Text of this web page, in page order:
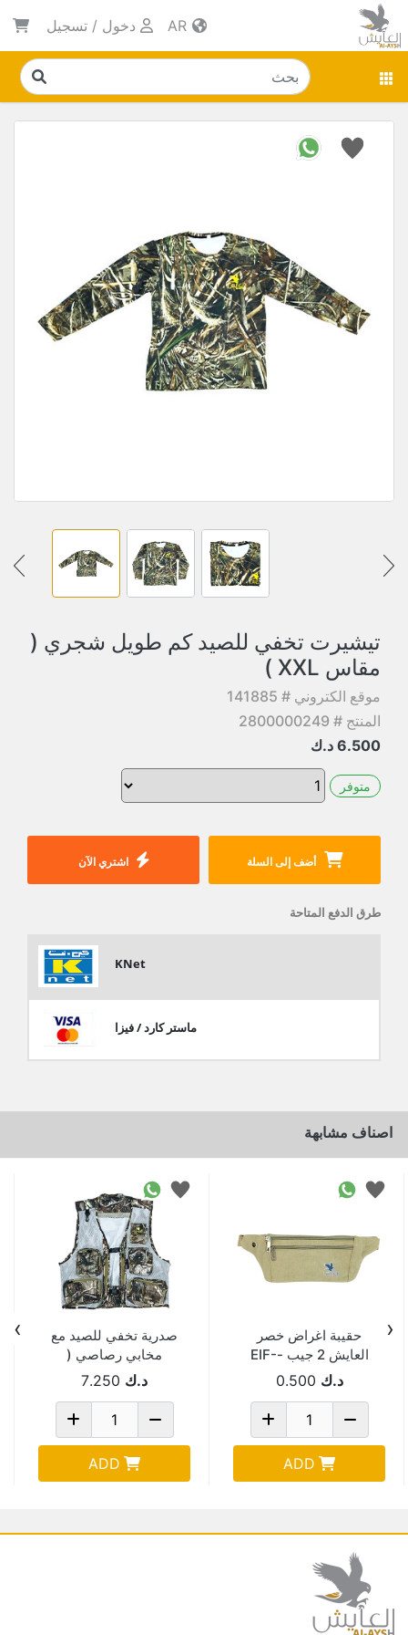
دخول / تسجيل
تيشيرت تخفي للصيد كم طويل شجري (
مقاس XXL )
موقع الكتروني # 141885
المنتج # 2800000249
6.500 د.ك
متوفر
أضف إلى السلة اشتري الآن
طرق الدفع المتاحة
KNet
ماستر كارد / فيزا
اصناف مشابهة
حقيبة اغراض خصر
العايش 2 جيب -EIF-
19-97د.ك 0.500
ADD
صدرية تخفي للصيد مع
مخابي رصاصي (
مقاس M )د.ك 7.250
ADD
‹
›